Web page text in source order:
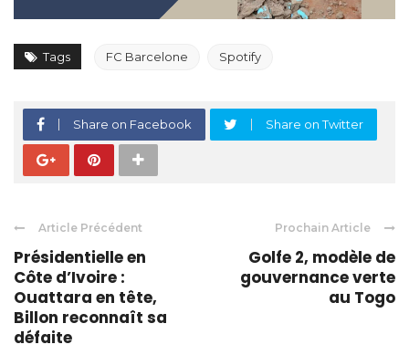
Tags FC Barcelone Spotify
Share on Facebook Share on Twitter
Article Précédent
Présidentielle en
Côte d’Ivoire :
Ouattara en tête,
Billon reconnaît sa
défaite
Prochain Article
Golfe 2, modèle de
gouvernance verte
au Togo